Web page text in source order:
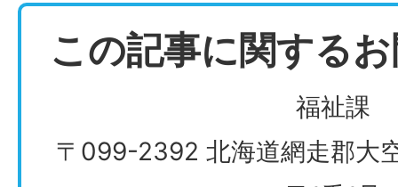
この記事に関する
福祉課
〒099-2392 北海道網走郡大